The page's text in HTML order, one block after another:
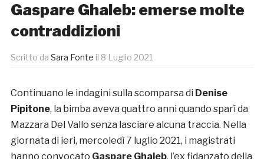
Gaspare Ghaleb: emerse molte
contraddizioni
Scritto da Sara Fonte il 8 Luglio 2021
Continuano le indagini sulla scomparsa di Denise
Pipitone, la bimba aveva quattro anni quando sparì da
Mazzara Del Vallo senza lasciare alcuna traccia. Nella
giornata di ieri, mercoledì 7 luglio 2021, i magistrati
hanno convocato Gaspare Ghaleb, l’ex fidanzato della